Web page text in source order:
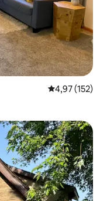
4,97 (152)